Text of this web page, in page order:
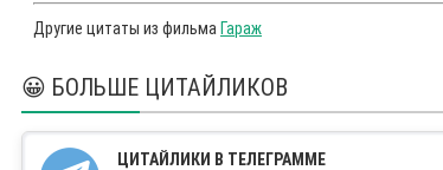
Другие цитаты из фильма Гараж
😀 БОЛЬШЕ ЦИТАЙЛИКОВ
ЦИТАЙЛИКИ В ТЕЛЕГРАММЕ